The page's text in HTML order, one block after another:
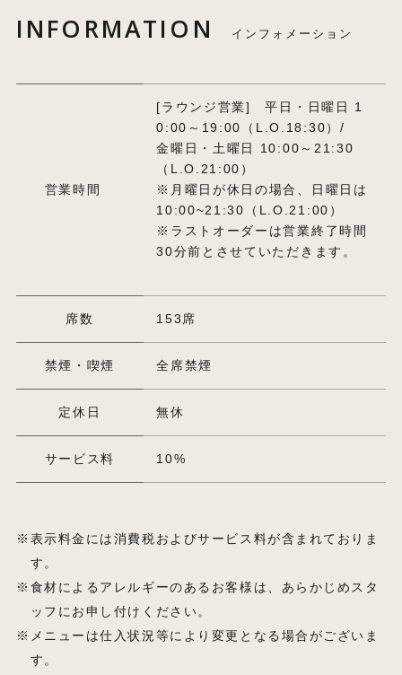
INFORMATION インフォメーション
営業時間
[ラウンジ営業] 平日・日曜日 1
0:00～19:00（L.O.18:30）/
金曜日・土曜日 10:00～21:30
（L.O.21:00）
※月曜日が休日の場合、日曜日は
10:00~21:30（L.O.21:00）
※ラストオーダーは営業終了時間
30分前とさせていただきます。
席数 153席
禁煙・喫煙 全席禁煙
定休日 無休
サービス料 10%
表示料金には消費税およびサービス料が含まれておりま
す。
食材によるアレルギーのあるお客様は、あらかじめスタ
ッフにお申し付けください。
メニューは仕入状況等により変更となる場合がございま
す。